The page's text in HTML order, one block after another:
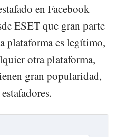
en Facebook
ESET que gran parte
plataforma es legítimo,
otra plataforma,
gran popularidad,